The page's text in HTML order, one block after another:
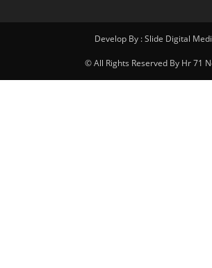
Develop By : Slide Digital
© All Rights Reserved By Hr 71